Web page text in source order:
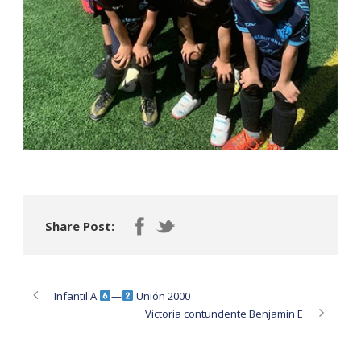
Share Post:
Infantil A —
Unión 2000
Victoria contundente Benjamín E